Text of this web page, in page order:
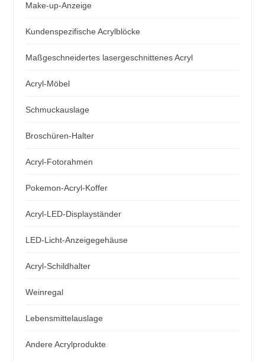
Make-up-Anzeige
Kundenspezifische Acrylblöcke
Maßgeschneidertes lasergeschnittenes Acryl
Acryl-Möbel
Schmuckauslage
Broschüren-Halter
Acryl-Fotorahmen
Pokemon-Acryl-Koffer
Acryl-LED-Displayständer
LED-Licht-Anzeigegehäuse
Acryl-Schildhalter
Weinregal
Lebensmittelauslage
Andere Acrylprodukte